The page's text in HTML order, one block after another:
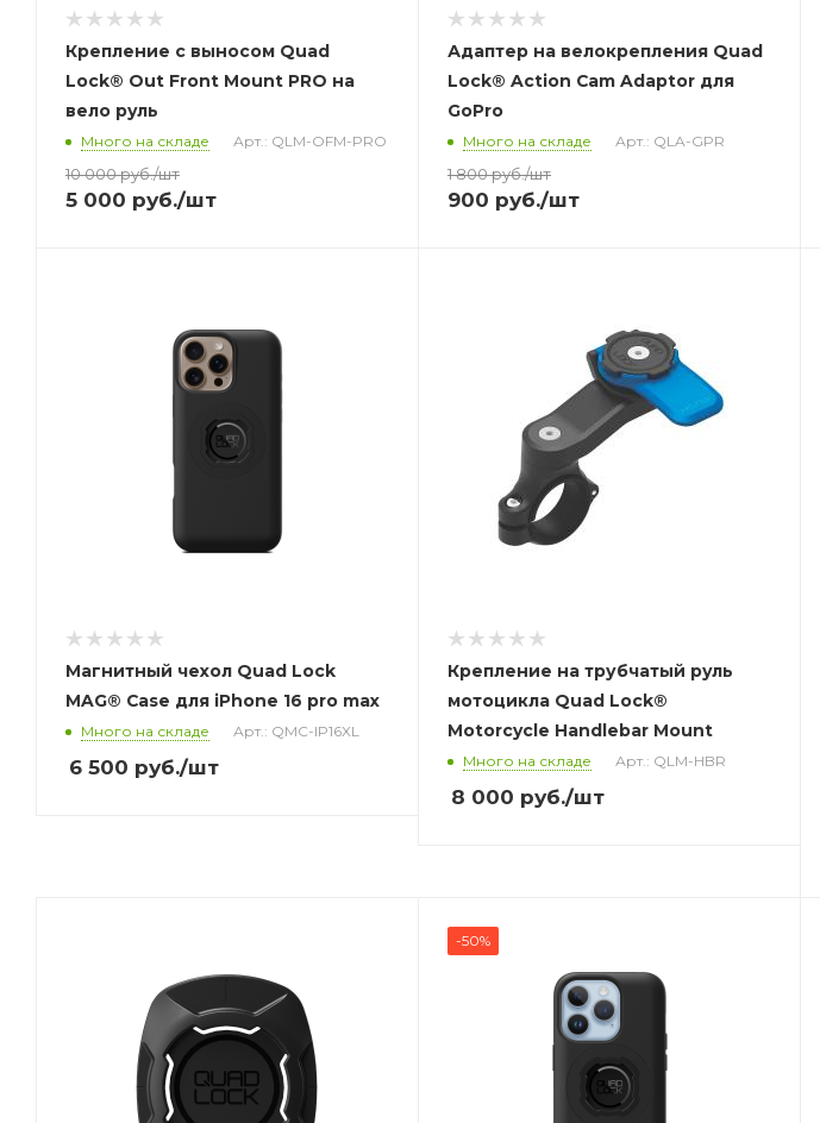
Крепление с выносом Quad
Lock® Out Front Mount PRO на
вело руль
Много на складе Арт.: QLM-OFM-PRO
10 000руб./шт
5 000 руб./шт
Адаптер на велокрепления Quad
Lock® Action Cam Adaptor для
GoPro
Много на складе Арт.: QLA-GPR
1 800руб./шт
900 руб./шт
Магнитный чехол Quad Lock
MAG® Case для iPhone 16 pro max
Много на складе Арт.: QMC-IP16XL
6 500 руб./шт
Крепление на трубчатый руль
мотоцикла Quad Lock®
Motorcycle Handlebar Mount
Много на складе Арт.: QLM-HBR
8 000 руб./шт
-50%